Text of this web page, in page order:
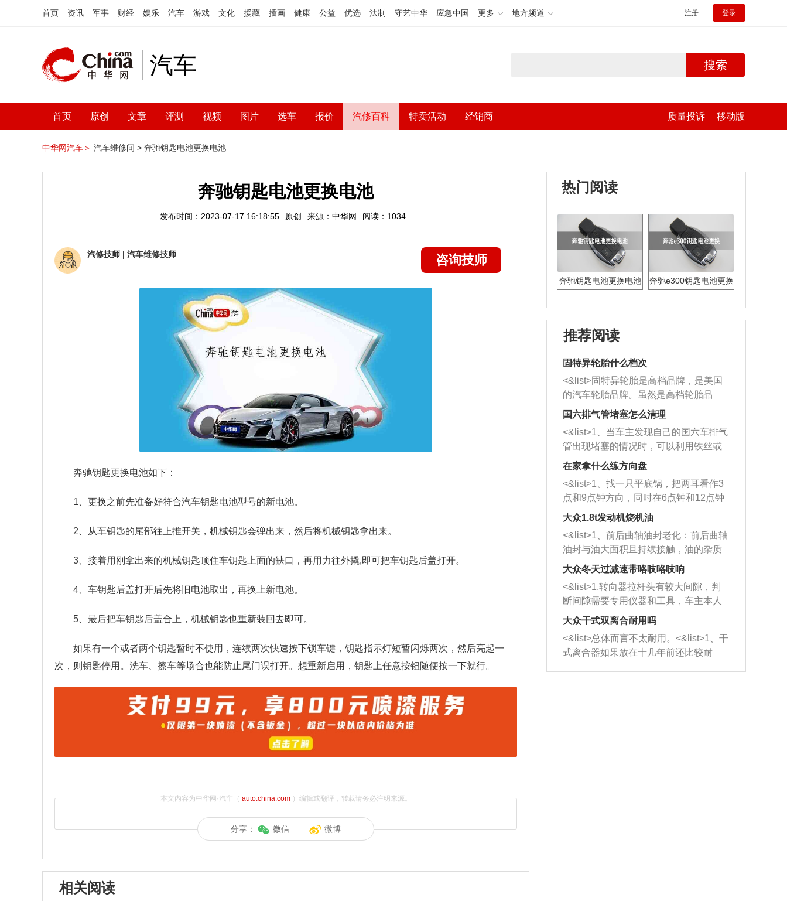
首页 资讯 军事 财经 娱乐 汽车 游戏 文化 援藏 插画 健康 公益 优选 法制 守艺中华 应急中国 更多 地方频道 注册 登录
汽车 搜索
首页 原创 文章 评测 视频 图片 选车 报价 汽修百科 特卖活动 经销商 质量投诉 移动版
中华网汽车＞ 汽车维修间 > 奔驰钥匙电池更换电池
奔驰钥匙电池更换电池
发布时间：2023-07-17 16:18:55 原创 来源：中华网 阅读：1034
汽修技师 | 汽车维修技师 咨询技师
奔驰钥匙更换电池如下：
1、更换之前先准备好符合汽车钥匙电池型号的新电池。
2、从车钥匙的尾部往上推开关，机械钥匙会弹出来，然后将机械钥匙拿出来。
3、接着用刚拿出来的机械钥匙顶住车钥匙上面的缺口，再用力往外撬,即可把车钥匙后盖打开。
4、车钥匙后盖打开后先将旧电池取出，再换上新电池。
5、最后把车钥匙后盖合上，机械钥匙也重新装回去即可。
如果有一个或者两个钥匙暂时不使用，连续两次快速按下锁车键，钥匙指示灯短暂闪烁两次，然后亮起一
次，则钥匙停用。洗车、擦车等场合也能防止尾门误打开。想重新启用，钥匙上任意按钮随便按一下就行。
本文内容为中华网·汽车（ auto.china.com）编辑或翻译，转载请务必注明来源。
分享： 微信 微博
相关阅读
热门阅读
奔驰钥匙电池更换电池 奔驰e300钥匙电池更换
推荐阅读
固特异轮胎什么档次
<&list>固特异轮胎是高档品牌，是美国
的汽车轮胎品牌。虽然是高档轮胎品
牌，但是中高低端的轮胎都有生产，这
也是为了更好的开拓市场。
国六排气管堵塞怎么清理
<&list>1、当车主发现自己的国六车排气
管出现堵塞的情况时，可以利用铁丝或
者是细棍，直接将杂物给取出来，如果
堵塞情况比较严重，也可以采取应急措
施。 <&list>2、直接利用木棍将所有的
杂物推到排气管里面的位置处，然后将
三元催化器拆解开，就可以将堵塞的东
西取出来。但如果是因为积碳过多引起
的堵塞，就需要将三元催化器泡在草酸
洗剂对堵塞的情况得到解决，将清洗剂
放在燃油箱中，与燃油混合后，车辆启
动时，就可以和汽油一起进入到燃烧
室，最后形成废气排出，就可以让三元
催化器得到清洗，排气管堵塞的情况就
能够得到解决。
在家拿什么练方向盘
<&list>1、找一只平底锅，把两耳看作3
点和9点钟方向，同时在6点钟和12点钟
方向做一个标记。 <&list>2、双手握住
一圈半的练习，往右同样也要打相同的
圈数。 <&list>3、最后强调要反复练
习，这样就可以形成肌肉记忆，在真实
驾驶车辆时，不需要记忆也能打好方
向。
大众1.8t发动机烧机油
<&list>1、前后曲轴油封老化：前后曲轴
油封与油大面积且持续接触，油的杂质
和发动机内持续温度变化使其密封效果
逐渐减弱，导致渗油或漏油。<&list>2、
活塞间隙过大：积碳会使活塞环与缸体
的间隙扩大，导致机油流入燃烧室中，
造成烧机油。<&list>3、机油粘度。使用
机油粘度过小的话，同样会有烧机油现
象，机油粘度过小具有很好的流动性，
大众冬天过减速带咯吱咯吱响
<&list>1.转向器拉杆头有较大间隙，判
断间隙需要专用仪器和工具，车主本人
无法制作，需要将车辆送到修理厂或4s
店；<&list>2.车辆半轴套管防尘罩破
裂，破裂后会出现漏油现象，使半轴磨
损严重，磨损的半轴容易损坏，产生异
响；<&list>3.稳定器的转向胶套和球头
大众干式双离合耐用吗
<&list>总体而言不太耐用。<&list>1、干
式离合器如果放在十几年前还比较耐